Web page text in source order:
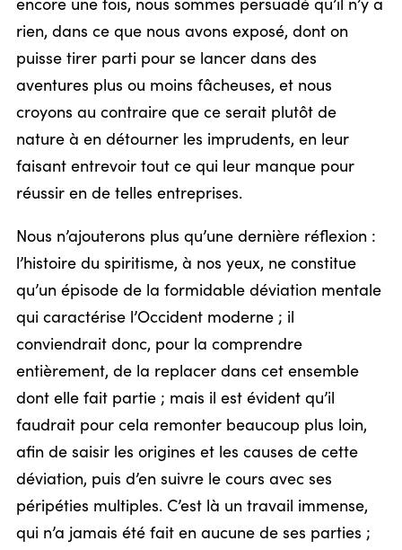
encore une fois, nous sommes persuadé qu’il n’y a
rien, dans ce que nous avons exposé, dont on
puisse tirer parti pour se lancer dans des
aventures plus ou moins fâcheuses, et nous
croyons au contraire que ce serait plutôt de
nature à en détourner les imprudents, en leur
faisant entrevoir tout ce qui leur manque pour
réussir en de telles entreprises.
Nous n’ajouterons plus qu’une dernière réflexion :
l’histoire du spiritisme, à nos yeux, ne constitue
qu’un épisode de la formidable déviation mentale
qui caractérise l’Occident moderne ; il
conviendrait donc, pour la comprendre
entièrement, de la replacer dans cet ensemble
dont elle fait partie ; mais il est évident qu’il
faudrait pour cela remonter beaucoup plus loin,
afin de saisir les origines et les causes de cette
déviation, puis d’en suivre le cours avec ses
péripéties multiples. C’est là un travail immense,
qui n’a jamais été fait en aucune de ses parties ;